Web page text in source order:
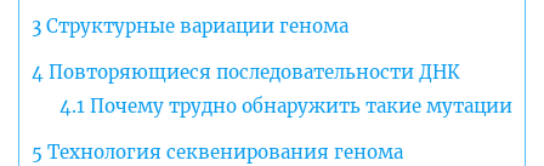
3 Структурные вариации генома
4 Повторяющиеся последовательности ДНК
4.1Почему трудно обнаружить такие мутации
5 Технология секвенирования генома